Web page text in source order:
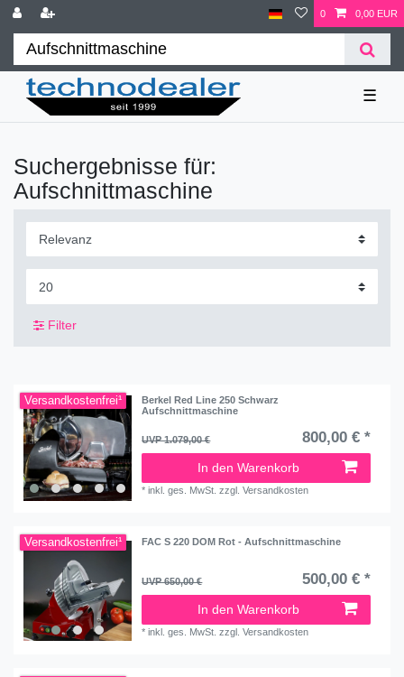
0 0,00 EUR
☰
Suchergebnisse für:
Aufschnittmaschine
Filter
Versandkostenfrei¹
Berkel Red Line 250 Schwarz
Aufschnittmaschine
UVP 1.079,00 € 800,00 € *
In den Warenkorb
*inkl. ges. MwSt. zzgl.Versandkosten
Versandkostenfrei¹ FAC S 220 DOM Rot - Aufschnittmaschine
UVP 650,00 € 500,00 € *
In den Warenkorb
*inkl. ges. MwSt. zzgl.Versandkosten